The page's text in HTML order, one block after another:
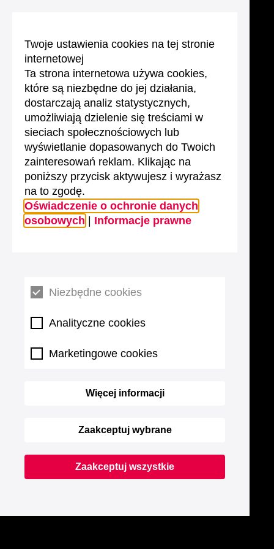
Twoje ustawienia cookies na tej stronie
internetowej
Ta strona internetowa używa cookies,
które są niezbędne do jej działania,
dostarczają analiz statystycznych,
umożliwiają dzielenie się treściami w
sieciach społecznościowych lub
wyświetlanie dopasowanych do Twoich
zainteresowań reklam. Klikając na
poniższy przycisk aktywujesz i wyrażasz
na to zgodę.
Oświadczenie o ochronie danych
osobowych
Informacje prawne
Niezbędne cookies
Analityczne cookies
Marketingowe cookies
Więcej informacji
Zaakceptuj wybrane
Zaakceptuj wszystkie